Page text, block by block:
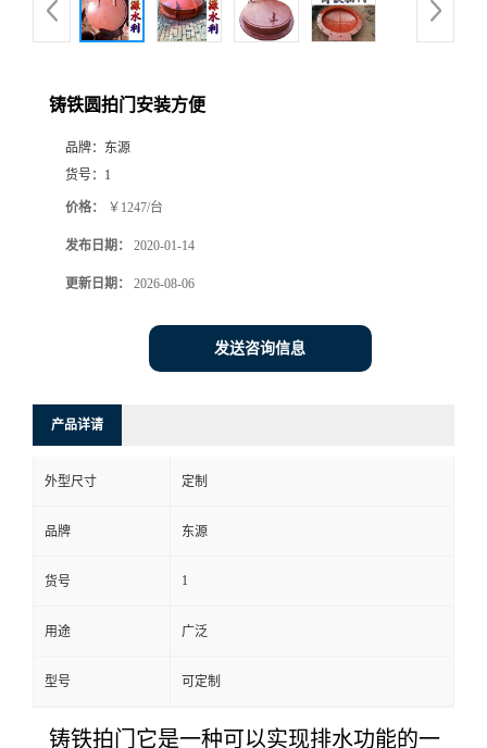
铸铁圆拍门安装方便
品牌： 东源
货号： 1
价格： ￥1247/台
发布日期： 2020-01-14
更新日期： 2026-08-06
发送咨询信息
产品详请
外型尺寸 定制
品牌 东源
货号 1
用途 广泛
型号 可定制
铸铁拍门它是一种可以实现排水功能的一